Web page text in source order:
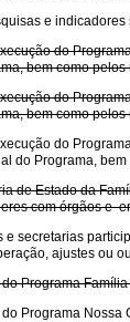
e
do
bem como
do
bem como
do
do Programa,
de Estado da
com órgãos e
e secretarias
ajustes ou
Programa
Programa